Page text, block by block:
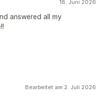
18. Juni 2026
answered all my
Bearbeitet am 2. Juli 2026